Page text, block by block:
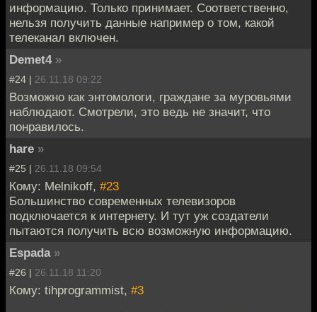
информацию. Только принимает. Соответственно,
нельзя получить данные например о том, какой
телеканал включен.
Demet4 »
#24 | 26.11.18 09:22
Возможно как энтомологи, граждане за муровьями
наблюдают. Смотрели, это ведь не значит, что
понравилось.
hare »
#25 | 26.11.18 09:54
Кому: Melnikoff, #23
Большинство современных телевизоров
подключается к интернету. И тут уж создатели
пытаются получить всю возможную информацию.
Espada »
#26 | 26.11.18 11:20
Кому: tihprogrammist, #3